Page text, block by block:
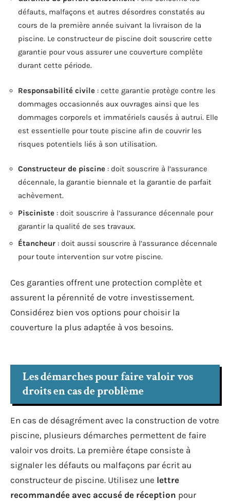
défauts, malfaçons et autres désordres constatés au
cours de la première année suivant la livraison de la
piscine. Le constructeur de piscine doit souscrire cette
garantie pour vous assurer une couverture complète
durant cette période.
Responsabilité civile : cette garantie protège contre les
dommages occasionnés aux ouvrages ainsi que les
dommages corporels et immatériels causés à autrui. Elle
est essentielle pour toute piscine afin de couvrir les
risques potentiels liés à son utilisation.
Constructeur de piscine : doit souscrire à l’assurance
décennale, la garantie biennale et la garantie de parfait
achèvement.
Pisciniste : doit souscrire à l’assurance décennale pour
garantir la qualité de ses travaux.
Étancheur : doit aussi souscrire à l’assurance décennale
pour toute intervention sur votre piscine.
Ces garanties offrent une protection complète et
assurent la pérennité de votre investissement.
Considérez bien vos options pour choisir la
couverture la plus adaptée à vos besoins.
Les démarches pour faire valoir vos
droits en cas de problème
En cas de désagrément avec la construction de votre
piscine, plusieurs démarches permettent de faire
valoir vos droits. La première étape consiste à
signaler les défauts ou malfaçons par écrit au
constructeur de piscine. Utilisez une lettre
recommandée avec accusé de réception pour